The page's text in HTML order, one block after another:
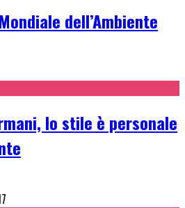
dell’Ambiente
lo stile è personale